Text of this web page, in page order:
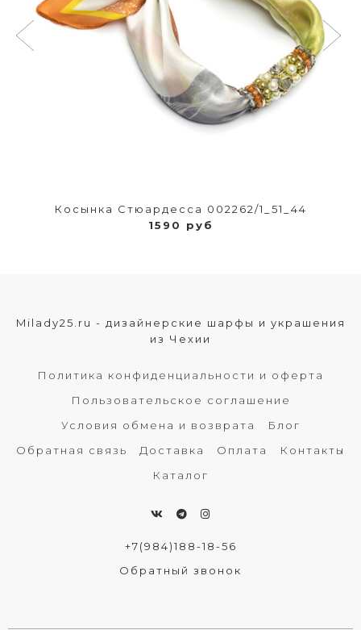
Косынка Стюардесса 002262/1_51_44
1590 руб
Milady25.ru - дизайнерские шарфы и украшения
из Чехии
Политика конфиденциальности и оферта
Пользовательское соглашение
Условия обмена и возврата
Блог
Обратная связь
Доставка Оплата
Контакты
Каталог
+7(984)188-18-56
Обратный звонок